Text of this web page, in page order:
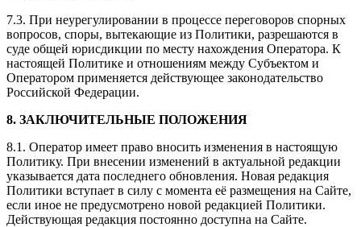
7.3. При неурегулировании в процессе переговоров спорных
вопросов, споры, вытекающие из Политики, разрешаются в
суде общей юрисдикции по месту нахождения Оператора. К
настоящей Политике и отношениям между Субъектом и
Оператором применяется действующее законодательство
Российской Федерации.
8. ЗАКЛЮЧИТЕЛЬНЫЕ ПОЛОЖЕНИЯ
8.1. Оператор имеет право вносить изменения в настоящую
Политику. При внесении изменений в актуальной редакции
указывается дата последнего обновления. Новая редакция
Политики вступает в силу с момента её размещения на Сайте,
если иное не предусмотрено новой редакцией Политики.
Действующая редакция постоянно доступна на Сайте.